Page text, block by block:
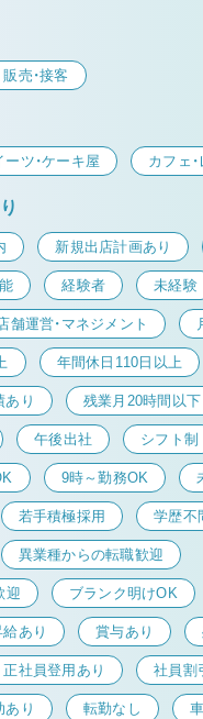
販売・接客
ツ・ケーキ屋 カフェ
新規出店計画あり
経験者 未経験
舗運営・マネジメント
年間休日110日以上
あり 残業月20時間以下
午後出社 シフト制
9時～勤務OK
若手積極採用 学歴不
異業種からの転職歓迎
迎 ブランク明けOK
給あり 賞与あり
正社員登用あり 社員割
あり 転勤なし